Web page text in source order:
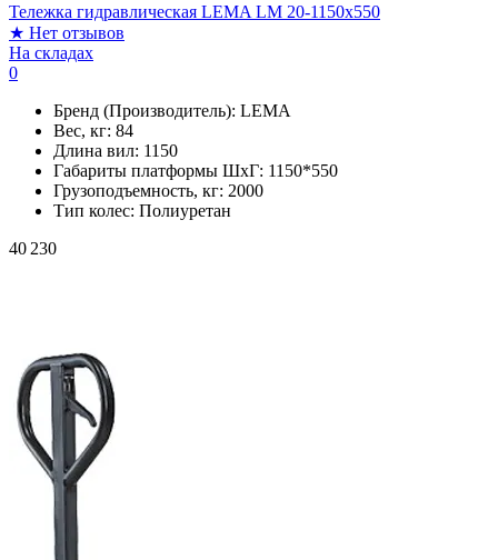
Тележка гидравлическая LEMA LM 20-1150x550
★ Нет отзывов
На складах
0
Бренд (Производитель): LEMA
Вес, кг: 84
Длина вил: 1150
Габариты платформы ШxГ: 1150*550
Грузоподъемность, кг: 2000
Тип колес: Полиуретан
40 230